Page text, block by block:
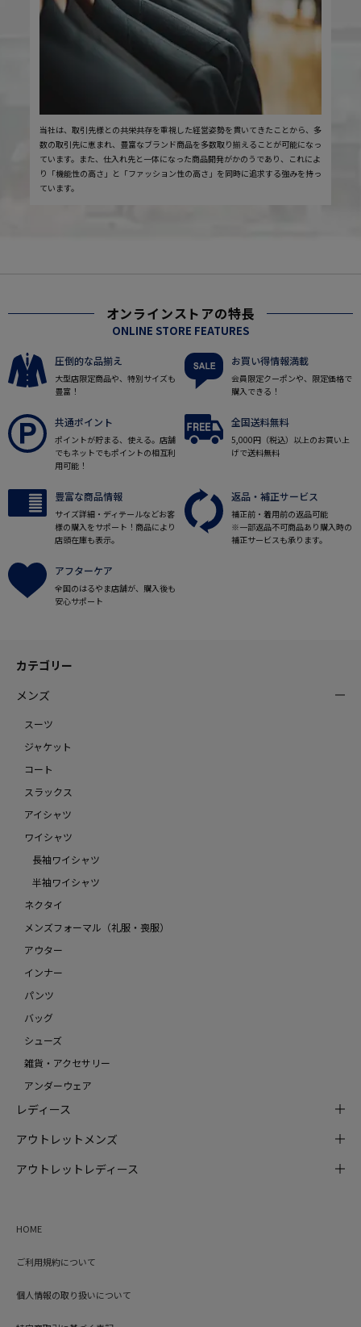
当社は、取引先様との共栄共存を重視した経営姿勢を貫いてきたことから、多
数の取引先に恵まれ、豊富なブランド商品を多数取り揃えることが可能になっ
ています。また、仕入れ先と一体になった商品開発がかのうであり、これによ
り「機能性の高さ」と「ファッション性の高さ」を同時に追求する強みを持っ
ています。
オンラインストアの特長
ONLINE STORE FEATURES
圧倒的な品揃え
大型店限定商品や、特別サイズも
豊富！
お買い得情報満載
会員限定クーポンや、限定価格で
購入できる！
共通ポイント
ポイントが貯まる、使える。店舗
でもネットでもポイントの相互利
用可能！
全国送料無料
5,000円（税込）以上のお買い上
げで送料無料
豊富な商品情報
サイズ詳細・ディテールなどお客
様の購入をサポート！商品により
店頭在庫も表示。
返品・補正サービス
補正前・着用前の返品可能
※一部返品不可商品あり購入時の
補正サービスも承ります。
アフターケア
全国のはるやま店舗が、購入後も
安心サポート
カテゴリー
メンズ
スーツ
ジャケット
コート
スラックス
アイシャツ
ワイシャツ
長袖ワイシャツ
半袖ワイシャツ
ネクタイ
メンズフォーマル（礼服・喪服）
アウター
インナー
パンツ
バッグ
シューズ
雑貨・アクセサリー
アンダーウェア
レディース
アウトレットメンズ
アウトレットレディース
HOME
ご利用規約について
個人情報の取り扱いについて